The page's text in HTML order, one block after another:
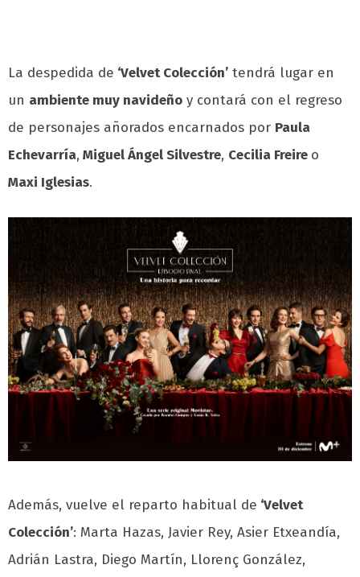
La despedida de ‘Velvet Colección’ tendrá lugar en
un ambiente muy navideño y contará con el regreso
de personajes añorados encarnados por Paula
Echevarría, Miguel Ángel Silvestre, Cecilia Freire o
Maxi Iglesias.
Además, vuelve el reparto habitual de ‘Velvet
Colección’: Marta Hazas, Javier Rey, Asier Etxeandía,
Adrián Lastra, Diego Martín, Llorenç González,